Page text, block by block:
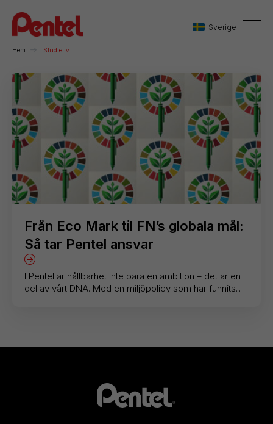
Sverige
Danmark
Sverige
Norge
Hem Studieliv
Från Eco Mark til FN’s globala mål:
Så tar Pentel ansvar
I Pentel är hållbarhet inte bara en ambition – det är en
del av vårt DNA. Med en miljöpolicy som har funnits